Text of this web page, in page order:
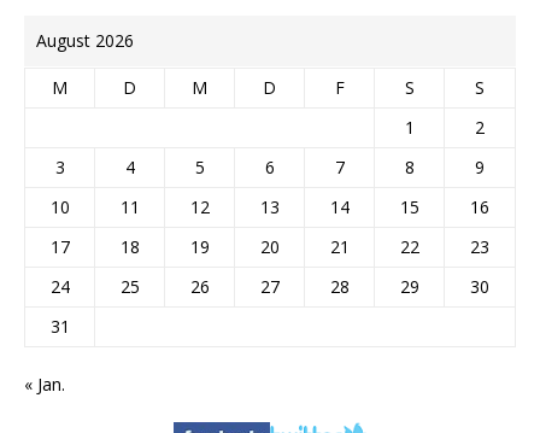
August 2026
M D M D F S
S
1
2
3
4 5 6 7 8
9
10
11 12 13 14 15
16
17
18 19 20 21 22
23
24
25 26 27 28 29
30
31
« Jan.